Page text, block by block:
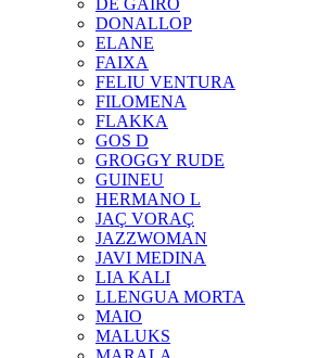
DE GAIRÓ
DONALLOP
ELANE
FAIXA
FELIU VENTURA
FILOMENA
FLAKKA
GOS D
GROGGY RUDE
GUINEU
HERMANO L
JAÇ VORAÇ
JAZZWOMAN
JAVI MEDINA
LIA KALI
LLENGUA MORTA
MAIO
MALUKS